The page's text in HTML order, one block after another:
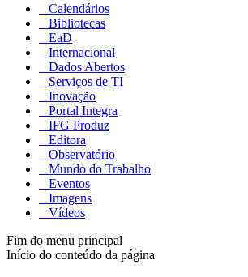
Calendários
Bibliotecas
EaD
Internacional
Dados Abertos
Serviços de TI
Inovação
Portal Integra
IFG Produz
Editora
Observatório
Mundo do Trabalho
Eventos
Imagens
Vídeos
Fim do menu principal
Início do conteúdo da página